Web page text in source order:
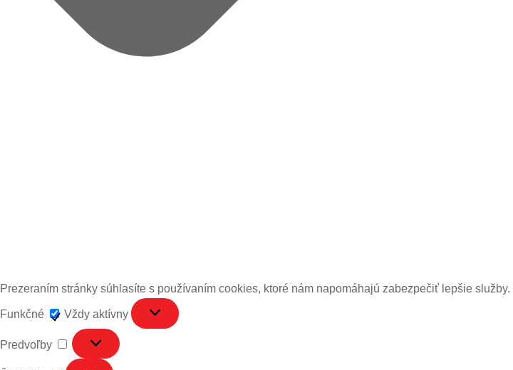
Prezeraním stránky súhlasíte s používaním cookies, ktoré nám napomáhajú zabezpečiť lepšie služby.
Funkčné
Funkčné
Vždy aktívny
Predvoľby
Predvoľby
Štatistiky